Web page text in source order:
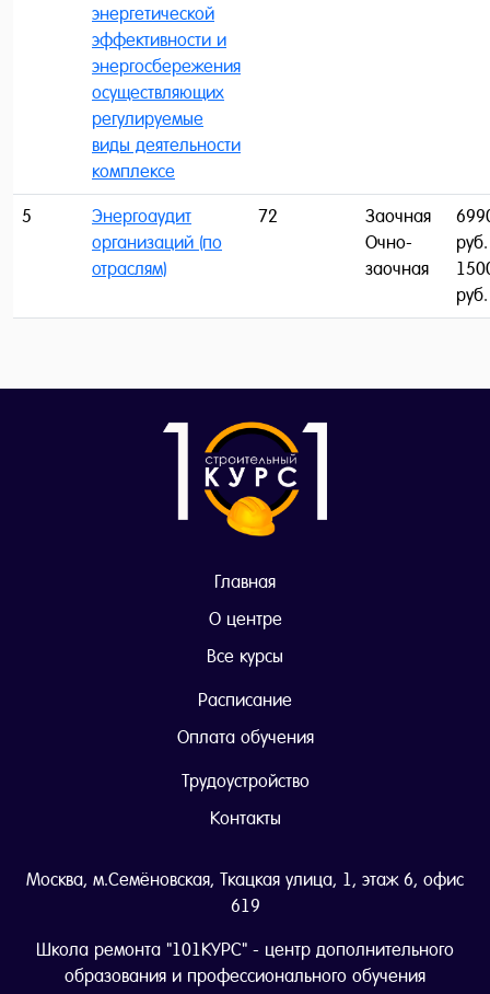
энергетической
эффективности и
энергосбережения
осуществляющих
регулируемые
виды деятельности
комплексе
5
Энергоаудит
организаций (по
отраслям)
72
Заочная
Очно-
заочная
руб.
руб.
Главная
О центре
Все курсы
Расписание
Оплата обучения
Трудоустройство
Контакты
Москва, м.Семёновская, Ткацкая улица, 1, этаж 6, офис
619
Школа ремонта "101КУРС" - центр дополнительного
образования и профессионального обучения